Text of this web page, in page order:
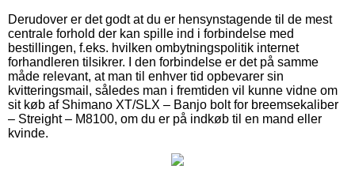
Derudover er det godt at du er hensynstagende til de mest
centrale forhold der kan spille ind i forbindelse med
bestillingen, f.eks. hvilken ombytningspolitik internet
forhandleren tilsikrer. I den forbindelse er det på samme
måde relevant, at man til enhver tid opbevarer sin
kvitteringsmail, således man i fremtiden vil kunne vidne om
sit køb af Shimano XT/SLX – Banjo bolt for breemsekaliber
– Streight – M8100, om du er på indkøb til en mand eller
kvinde.